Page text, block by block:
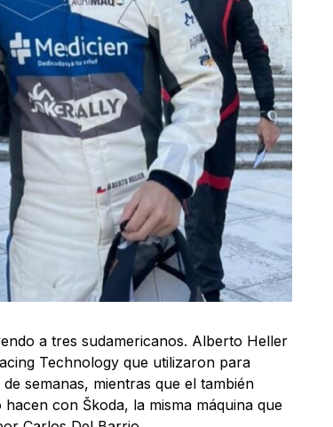
a tres sudamericanos. Alberto Heller
Technology que utilizaron para
semanas, mientras que el también
con Škoda, la misma máquina que